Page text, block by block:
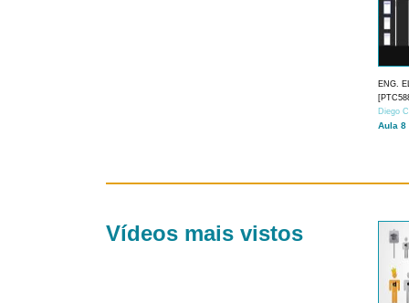
ENG.
Diego
Aula 8
Vídeos mais vistos